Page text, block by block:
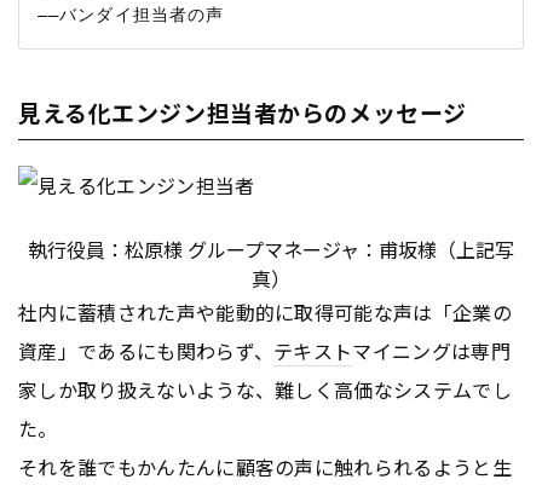
見える化エンジン担当者からのメッセージ
執行役員：松原様 グループマネージャ：甫坂様（上記写
真）
社内に蓄積された声や能動的に取得可能な声は「企業の
資産」であるにも関わらず、 テキストマイニングは専門
家しか取り扱えないような、難しく高価なシステムでし
た。
それを誰でもかんたんに顧客の声に触れられるようと生